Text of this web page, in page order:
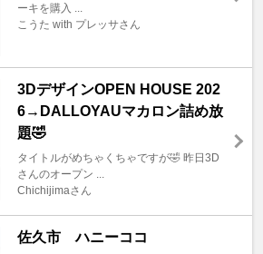
ーキを購入 ...
こうた with プレッサさん
3DデザインOPEN HOUSE 202
6→DALLOYAUマカロン詰め放
題🤣
タイトルがめちゃくちゃですが🤣 昨日3D
さんのオープン ...
Chichijimaさん
佐久市 ハニーココ